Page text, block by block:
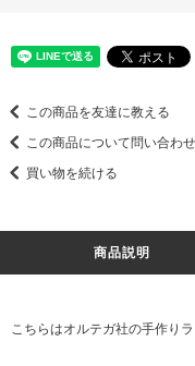
この商品を友達に教える
この商品について問い合わ
買い物を続ける
商品説明
こちらはオルテガ社の手作り